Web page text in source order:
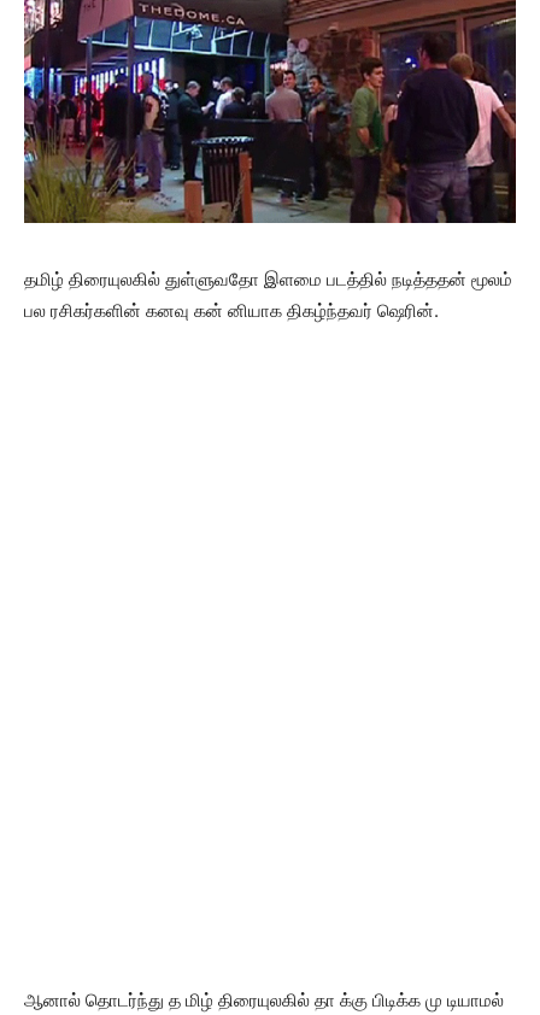
தமிழ் திரையுலகில் துள்ளுவதோ இளமை படத்தில் நடித்ததன் மூலம்
பல ரசிகர்களின் கனவு கன் னியாக திகழ்ந்தவர் ஷெரின்.
ஆனால் தொடர்ந்து த மிழ் திரையுலகில் தா க்கு பிடிக்க மு டியாமல்